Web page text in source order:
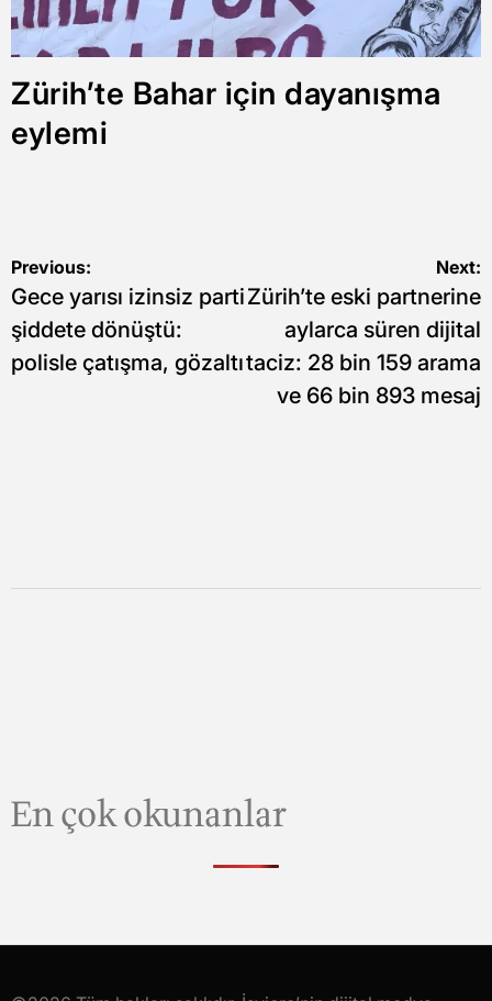
Zürih’te Bahar için dayanışma
eylemi
Yazı
gezinmesi
Previous:
Gece yarısı izinsiz parti
şiddete dönüştü:
polisle çatışma, gözaltı
Next:
Zürih’te eski partnerine
aylarca süren dijital
taciz: 28 bin 159 arama
ve 66 bin 893 mesaj
En çok okunanlar